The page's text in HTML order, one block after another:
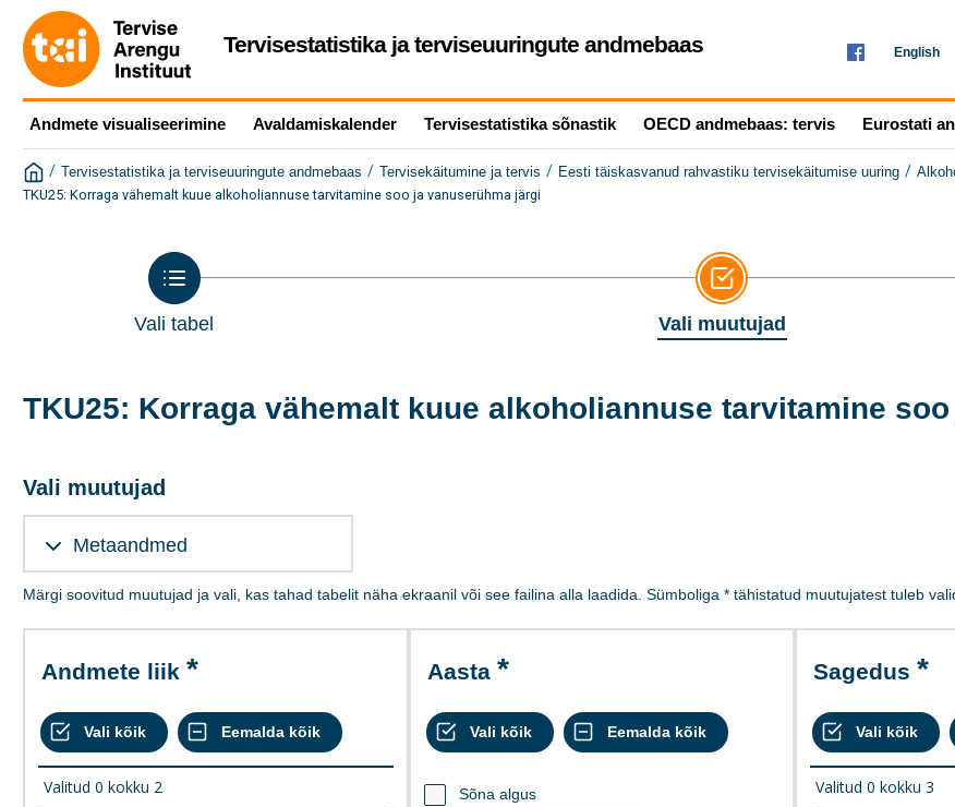
Tervisestatistika ja terviseuuringute andmebaas English
Andmete visualiseerimine Avaldamiskalender Tervisestatistika sõnastik OECD andmebaas: tervis Eurostati
/ Tervisestatistika ja terviseuuringute andmebaas / Tervisekäitumine ja tervis / Eesti täiskasvanud rahvastiku tervisekäitumise uuring /
TKU25: Korraga vähemalt kuue alkoholiannuse tarvitamine soo ja vanuserühma järgi
Vali tabel Vali muutujad
TKU25: Korraga vähemalt kuue alkoholiannuse tarvitamine
Vali muutujad
Metaandmed
Märgi soovitud muutujad ja vali, kas tahad tabelit näha ekraanil või see failina alla laadida. Sümboliga * tähistatud muutujatest tuleb
Andmete liik
Valitud 0 kokku 2
Aasta
Sõna algus
Sagedus
Valitud 0 kokku 3